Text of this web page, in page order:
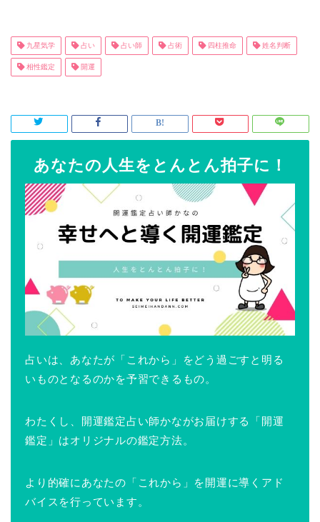
九星気学 占い 占い師 占術 四柱推命 姓名判断
相性鑑定 開運
あなたの人生をとんとん拍子に！
占いは、あなたが「これから」をどう過ごすと明る
いものとなるのかを予習できるもの。
わたくし、開運鑑定占い師かながお届けする「開運
鑑定」はオリジナルの鑑定方法。
より的確にあなたの「これから」を開運に導くアド
バイスを行っています。